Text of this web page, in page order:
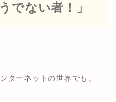
でない者！」
ターネットの世界でも、